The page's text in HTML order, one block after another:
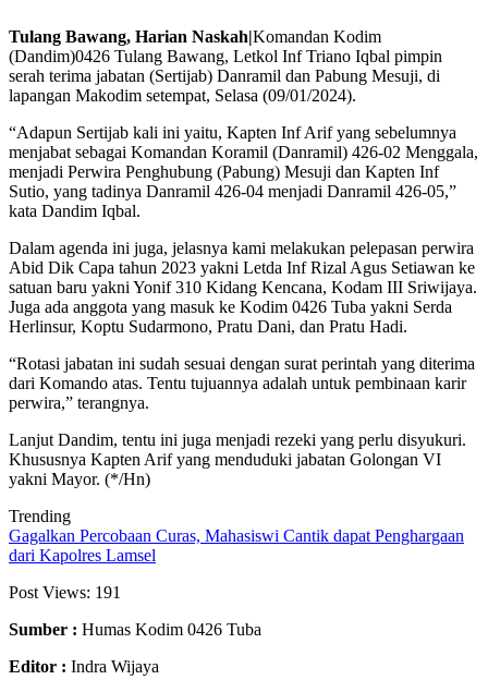
Tulang Bawang, Harian Naskah|Komandan Kodim
(Dandim)0426 Tulang Bawang, Letkol Inf Triano Iqbal pimpin
serah terima jabatan (Sertijab) Danramil dan Pabung Mesuji, di
lapangan Makodim setempat, Selasa (09/01/2024).
“Adapun Sertijab kali ini yaitu, Kapten Inf Arif yang sebelumnya
menjabat sebagai Komandan Koramil (Danramil) 426-02 Menggala,
menjadi Perwira Penghubung (Pabung) Mesuji dan Kapten Inf
Sutio, yang tadinya Danramil 426-04 menjadi Danramil 426-05,”
kata Dandim Iqbal.
Dalam agenda ini juga, jelasnya kami melakukan pelepasan perwira
Abid Dik Capa tahun 2023 yakni Letda Inf Rizal Agus Setiawan ke
satuan baru yakni Yonif 310 Kidang Kencana, Kodam III Sriwijaya.
Juga ada anggota yang masuk ke Kodim 0426 Tuba yakni Serda
Herlinsur, Koptu Sudarmono, Pratu Dani, dan Pratu Hadi.
“Rotasi jabatan ini sudah sesuai dengan surat perintah yang diterima
dari Komando atas. Tentu tujuannya adalah untuk pembinaan karir
perwira,” terangnya.
Lanjut Dandim, tentu ini juga menjadi rezeki yang perlu disyukuri.
Khususnya Kapten Arif yang menduduki jabatan Golongan VI
yakni Mayor. (*/Hn)
Trending
Gagalkan Percobaan Curas, Mahasiswi Cantik dapat Penghargaan
dari Kapolres Lamsel
Post Views: 191
Sumber : Humas Kodim 0426 Tuba
Editor : Indra Wijaya